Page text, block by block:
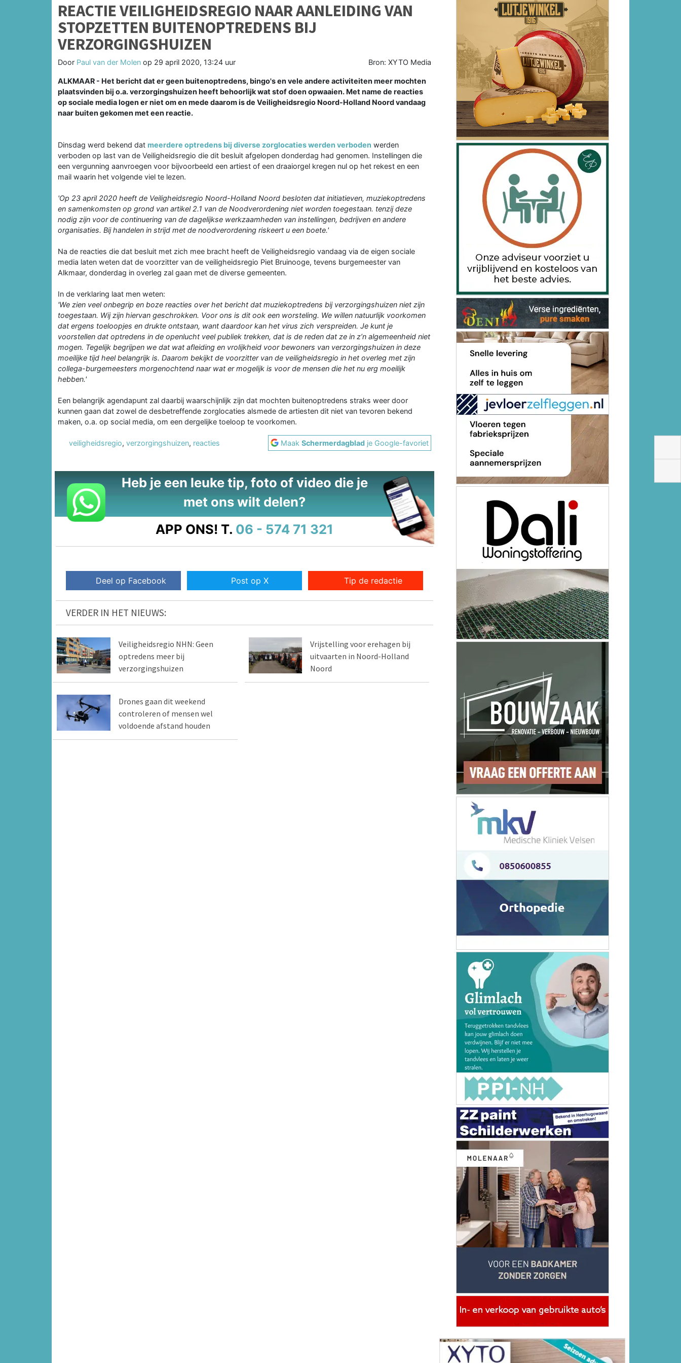
REACTIE VEILIGHEIDSREGIO NAAR AANLEIDING VAN
STOPZETTEN BUITENOPTREDENS BIJ
VERZORGINGSHUIZEN
Door Paul van der Molen op 29 april 2020, 13:24 uur Bron: XYTO Media
ALKMAAR - Het bericht dat er geen buitenoptredens, bingo's en vele andere activiteiten meer mochten
plaatsvinden bij o.a. verzorgingshuizen heeft behoorlijk wat stof doen opwaaien. Met name de reacties
op sociale media logen er niet om en mede daarom is de Veiligheidsregio Noord-Holland Noord vandaag
naar buiten gekomen met een reactie.
Dinsdag werd bekend dat meerdere optredens bij diverse zorglocaties werden verboden werden
verboden op last van de Veiligheidsregio die dit besluit afgelopen donderdag had genomen. Instellingen die
een vergunning aanvroegen voor bijvoorbeeld een artiest of een draaiorgel kregen nul op het rekest en een
mail waarin het volgende viel te lezen.
'Op 23 april 2020 heeft de Veiligheidsregio Noord-Holland Noord besloten dat initiatieven, muziekoptredens
en samenkomsten op grond van artikel 2.1 van de Noodverordening niet worden toegestaan. tenzij deze
nodig zijn voor de continuering van de dagelijkse werkzaamheden van instellingen, bedrijven en andere
organisaties. Bij handelen in strijd met de noodverordening riskeert u een boete.'
Na de reacties die dat besluit met zich mee bracht heeft de Veiligheidsregio vandaag via de eigen sociale
media laten weten dat de voorzitter van de veiligheidsregio Piet Bruinooge, tevens burgemeester van
Alkmaar, donderdag in overleg zal gaan met de diverse gemeenten.
In de verklaring laat men weten:
'We zien veel onbegrip en boze reacties over het bericht dat muziekoptredens bij verzorgingshuizen niet zijn
toegestaan. Wij zijn hiervan geschrokken. Voor ons is dit ook een worsteling. We willen natuurlijk voorkomen
dat ergens toeloopjes en drukte ontstaan, want daardoor kan het virus zich verspreiden. Je kunt je
voorstellen dat optredens in de openlucht veel publiek trekken, dat is de reden dat ze in z’n algemeenheid niet
mogen. Tegelijk begrijpen we dat wat afleiding en vrolijkheid voor bewoners van verzorgingshuizen in deze
moeilijke tijd heel belangrijk is. Daarom bekijkt de voorzitter van de veiligheidsregio in het overleg met zijn
collega-burgemeesters morgenochtend naar wat er mogelijk is voor de mensen die het nu erg moeilijk
hebben.'
Een belangrijk agendapunt zal daarbij waarschijnlijk zijn dat mochten buitenoptredens straks weer door
kunnen gaan dat zowel de desbetreffende zorglocaties alsmede de artiesten dit niet van tevoren bekend
maken, o.a. op social media, om een dergelijke toeloop te voorkomen.
veiligheidsregio, verzorgingshuizen, reacties MaakSchermerdagblad je Google-favoriet
Heb je een leuke tip, foto of video die je
met ons wilt delen?
APP ONS! T. 06 - 574 71 321
Deel op Facebook Post op X Tip de redactie
VERDER IN HET NIEUWS:
Veiligheidsregio NHN: Geen
optredens meer bij
verzorgingshuizen
Vrijstelling voor erehagen bij
uitvaarten in Noord-Holland
Noord
Drones gaan dit weekend
controleren of mensen wel
voldoende afstand houden